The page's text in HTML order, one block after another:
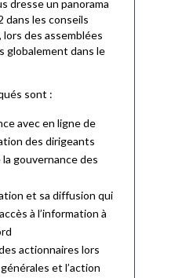
dresse un panorama
dans les conseils
lors des assemblées
globalement dans le
sont :
avec en ligne de
des dirigeants
la gouvernance des
et sa diffusion qui
à l’information à
actionnaires lors
et l’action